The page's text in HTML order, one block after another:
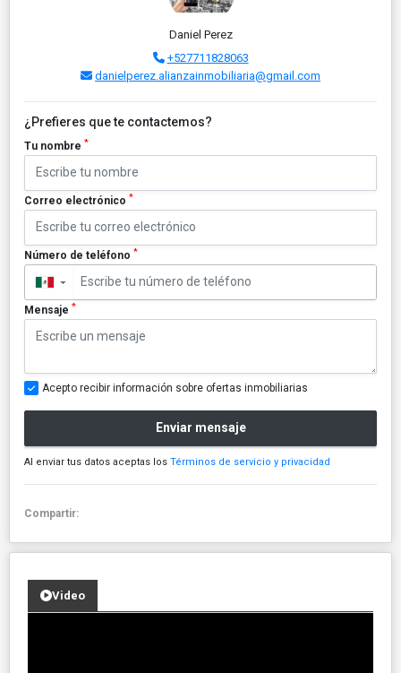
Daniel Perez
+527711828063
danielperez.alianzainmobiliaria@gmail.com
¿Prefieres que te contactemos?
Tu nombre *
Correo electrónico *
Número de teléfono *
▼
Mensaje *
Acepto recibir información sobre ofertas inmobiliarias
Enviar mensaje
Al enviar tus datos aceptas los Términos de servicio y privacidad
Compartir:
Video